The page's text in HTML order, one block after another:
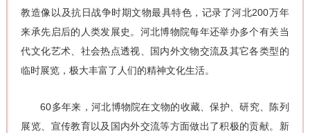
教造像以及抗日战争时期文物最具特色，记录了河北200万年
来承先启后的人类发展史。河北博物院每年还举办多个有关当
代文化艺术、社会热点透视、国内外文物交流及其它各类型的
临时展览，极大丰富了人们的精神文化生活。
60多年来，河北博物院在文物的收藏、保护、研究、陈列
展览、宣传教育以及国内外交流等方面做出了积极的贡献。新